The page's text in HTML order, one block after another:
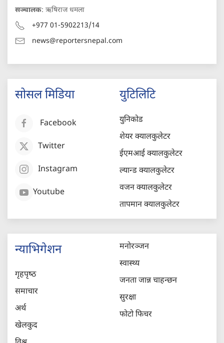
सञ्चालक: ऋषिराज धमला
+977 01-5902213/14
news@reportersnepal.com
सोसल मिडिया
Facebook
Twitter
Instagram
Youtube
युटिलिटि
युनिकोड
शेयर क्यालकुलेटर
ईएमआई क्यालकुलेटर
ल्यान्ड क्यालकुलेटर
वजन क्यालकुलेटर
तापमान क्यालकुलेटर
न्याभिगेशन
गृहपृष्‍ठ
समाचार
अर्थ
खेलकुद
मनोरञ्जन
स्वास्थ्य
जनता जान्न चाहन्छन
सुरक्षा
फोटो फिचर